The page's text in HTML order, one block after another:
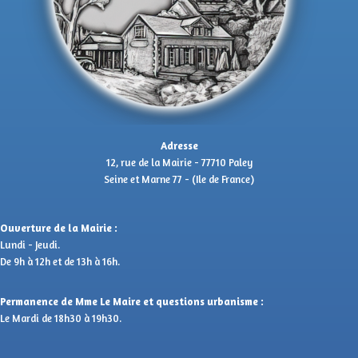
Adresse
12, rue de la Mairie - 77710 Paley
Seine et Marne 77 - (Ile de France)
Ouverture de la Mairie :
Lundi - Jeudi.
De 9h à 12h et de 13h à 16h.
Permanence de Mme Le Maire et questions urbanisme :
Le Mardi de 18h30 à 19h30.